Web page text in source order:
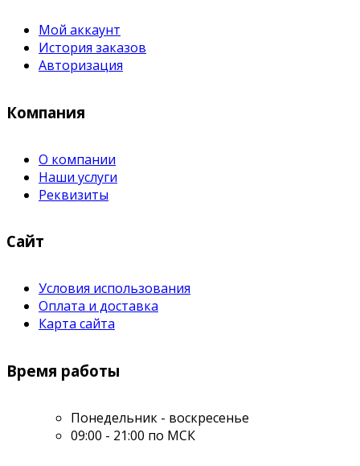
Мой аккаунт
История заказов
Авторизация
Компания
О компании
Наши услуги
Реквизиты
Сайт
Условия использования
Оплата и доставка
Карта сайта
Время работы
Понедельник - воскресенье
09:00 - 21:00 по МСК